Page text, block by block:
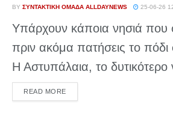
BY ΣΥΝΤΑΚΤΙΚΉ ΟΜΆΔΑ ALLDAYNEWS 25-06-26
Υπάρχουν κάποια νησιά που
πριν ακόμα πατήσεις το πόδι
Η Αστυπάλαια, το δυτικότερο
READ MOREDETAILS